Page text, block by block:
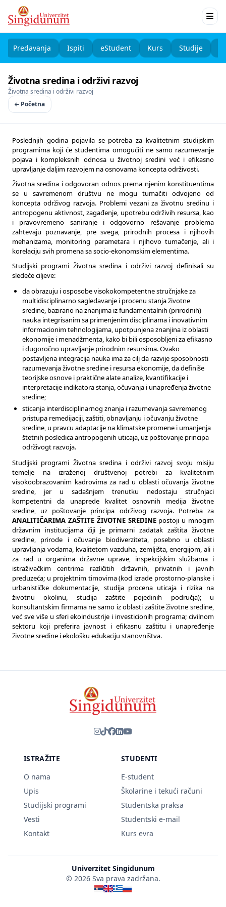
Predavanja Ispiti eStudent Kurs Studije
Životna sredina i održivi razvoj
Životna sredina i održivi razvoj
Početna
Poslednjih godina pojavila se potreba za kvalitetnim studijskim
programima koji će studentima omogućiti ne samo razumevanje
pojava i kompleksnih odnosa u životnoj sredini već i efikasno
upravljanje daljim razvojem na osnovama koncepta održivosti.
Životna sredina i odgovoran odnos prema njenim konstituentima
se u savremenom društvu ne mogu tumačiti odvojeno od
koncepta održivog razvoja. Problemi vezani za životnu sredinu i
antropogenu aktivnost, zagađenje, upotrebu održivih resursa, kao
i pravovremeno saniranje i odgovorno rešavanje problema
zahtevaju poznavanje, pre svega, prirodnih procesa i njihovih
mehanizama, monitoring parametara i njihovo tumačenje, ali i
korelaciju svih promena sa socio-ekonomskim elementima.
Studijski programi Životna sredina i održivi razvoj definisali su
sledeće ciljeve:
da obrazuju i osposobe visokokompetentne stručnjake za
multidisciplinarno sagledavanje i procenu stanja životne
sredine, bazirano na znanjima iz fundamentalnih (prirodnih)
nauka integrisanim sa primenjenim disciplinama i inovativnim
informacionim tehnologijama, upotpunjena znanjina iz oblasti
ekonomije i menadžmenta, kako bi bili osposobljeni za efikasno
i dugoročno upravljanje prirodnim resursima. Ovako
postavljena integracija nauka ima za cilj da razvije sposobnosti
razumevanja životne sredine i resursa ekonomije, da definiše
teorijske osnove i praktične alate analize, kvantifikacije i
interpretacije indikatora stanja, očuvanja i unapređenja životne
sredine;
sticanja interdisciplinarnog znanja i razumevanja savremenog
pristupa remedijaciji, zaštiti, obnavljanju i očuvanju životne
sredine, u pravcu adaptacije na klimatske promene i umanjenja
štetnih posledica antropogenih uticaja, uz poštovanje principa
održivogt razvoja.
Studijski programi Životna sredina i održivi razvoj svoju misiju
temelje na izraženoj društvenoj potrebi za kvalitetnim
visokoobrazovanim kadrovima za rad u oblasti očuvanja životne
sredine, jer u sadašnjem trenutku nedostaju stručnjaci
kompetentni da unaprede kvalitet osnovnih medija životne
sredine, uz poštovanje principa održivog razvoja. Potreba za
ANALITIČARIMA ZAŠTITE ŽIVOTNE SREDINEpostoji u mnogim
državnim institucijama čiji je primarni zadatak zaštita životne
sredine, prirode i očuvanje biodiverziteta, posebno u oblasti
upravljanja vodama, kvalitetom vazduha, zemljišta, energijom, ali i
za rad u organima državne uprave, inspekcijskim službama i
istraživačkim centrima različitih državnih, privatnih i javnih
preduzeća; u projektnim timovima (kod izrade prostorno-planske i
urbanističke dokumentacije, studija procena uticaja i rizika na
životnu okolinu, studija zaštite pojedinih područja); u
konsultantskim firmama ne samo iz oblasti zaštite životne sredine,
već sve više u sferi ekoindustrije i investicionih programa; civilnom
sektoru koji preferira javnost i efikasnu zaštitu i unapređenje
životne sredine i ekološku edukaciju stanovništva.
ISTRAŽITE
O nama
Upis
Studijski programi
Vesti
Kontakt
STUDENTI
E-student
Školarine i tekući računi
Studentska praksa
Studentski e-mail
Kurs evra
Univerzitet Singidunum
© 2026 Sva prava zadržana.